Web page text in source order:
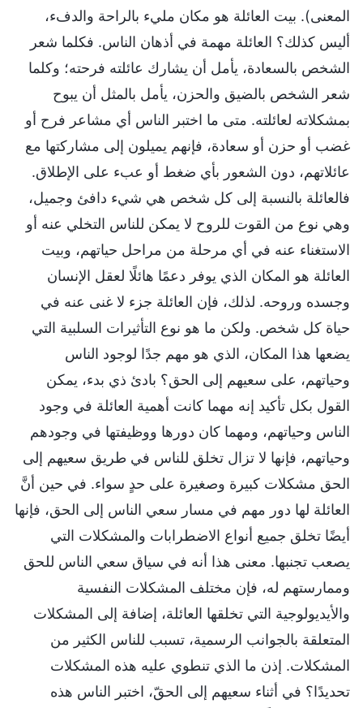
المعنى). بيت العائلة هو مكان مليء بالراحة والدفء،
أليس كذلك؟ العائلة مهمة في أذهان الناس. فكلما شعر
الشخص بالسعادة، يأمل أن يشارك عائلته فرحته؛ وكلما
شعر الشخص بالضيق والحزن، يأمل بالمثل أن يبوح
بمشكلاته لعائلته. متى ما اختبر الناس أي مشاعر فرح أو
غضب أو حزن أو سعادة، فإنهم يميلون إلى مشاركتها مع
عائلاتهم، دون الشعور بأي ضغط أو عبء على الإطلاق.
فالعائلة بالنسبة إلى كل شخص هي شيء دافئ وجميل،
وهي نوع من القوت للروح لا يمكن للناس التخلي عنه أو
الاستغناء عنه في أي مرحلة من مراحل حياتهم، وبيت
العائلة هو المكان الذي يوفر دعمًا هائلًا لعقل الإنسان
وجسده وروحه. لذلك، فإن العائلة جزء لا غنى عنه في
حياة كل شخص. ولكن ما هو نوع التأثيرات السلبية التي
يضعها هذا المكان، الذي هو مهم جدًا لوجود الناس
وحياتهم، على سعيهم إلى الحق؟ بادئ ذي بدء، يمكن
القول بكل تأكيد إنه مهما كانت أهمية العائلة في وجود
الناس وحياتهم، ومهما كان دورها ووظيفتها في وجودهم
وحياتهم، فإنها لا تزال تخلق للناس في طريق سعيهم إلى
الحق مشكلات كبيرة وصغيرة على حدٍ سواء. في حين أنَّ
العائلة لها دور مهم في مسار سعي الناس إلى الحق، فإنها
أيضًا تخلق جميع أنواع الاضطرابات والمشكلات التي
يصعب تجنبها. معنى هذا أنه في سياق سعي الناس للحق
وممارستهم له، فإن مختلف المشكلات النفسية
والأيديولوجية التي تخلقها العائلة، إضافة إلى المشكلات
المتعلقة بالجوانب الرسمية، تسبب للناس الكثير من
المشكلات. إذن ما الذي تنطوي عليه هذه المشكلات
تحديدًا؟ في أثناء سعيهم إلى الحقّ، اختبر الناس هذه